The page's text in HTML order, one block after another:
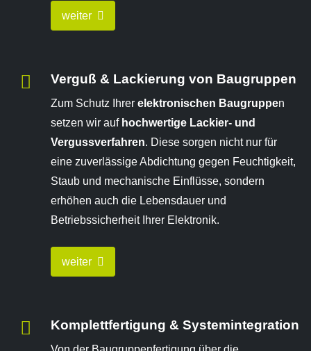
weiter
Verguß & Lackierung von Baugruppen
Zum Schutz Ihrerelektronischen Baugruppen
setzen wir aufhochwertige Lackier- und
Vergussverfahren. Diese sorgen nicht nur für
eine zuverlässige Abdichtung gegen Feuchtigkeit,
Staub und mechanische Einflüsse, sondern
erhöhen auch die Lebensdauer und
Betriebssicherheit Ihrer Elektronik.
weiter
Komplettfertigung & Systemintegration